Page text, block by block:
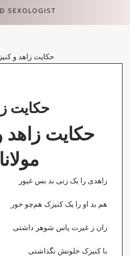
SEXOLOGIST
حکایت
حکایت زاهد
مولانا
زاهدی را یک زنی بد بس غیور
هم بد او را یک کنیزک هم‌چو حور
زان ز غیرت پاس شوهر داشتی
با کنیزک خلوتش نگذاشتی